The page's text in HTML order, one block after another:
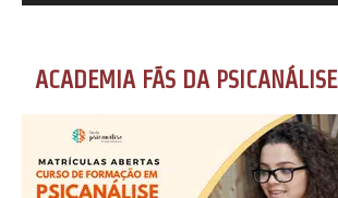
ACADEMIA FÃS DA PSICANÁLISE